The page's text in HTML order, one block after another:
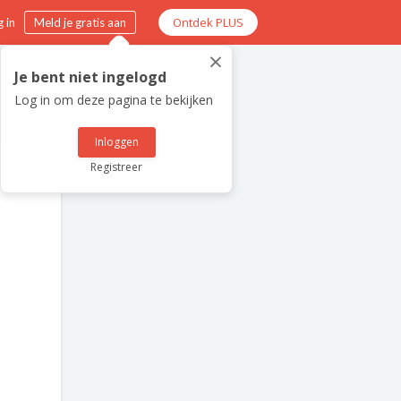
in Meld je gratis aan Ontdek PLUS
×
Je bent niet ingelogd
Log in om deze pagina te bekijken
Inloggen
Registreer